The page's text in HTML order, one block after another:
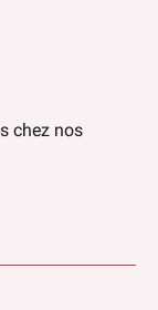
chez nos